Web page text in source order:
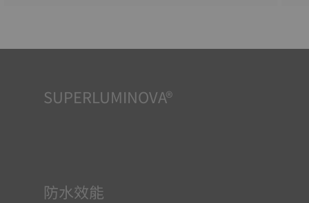
SUPERLUMINOVA®
防水效能